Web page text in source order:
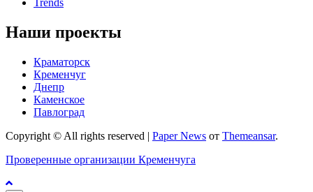
Trends
Наши проекты
Краматорск
Кременчуг
Днепр
Каменское
Павлоград
Copyright © All rights reserved | Paper News от Themeansar.
Проверенные организации Кременчуга